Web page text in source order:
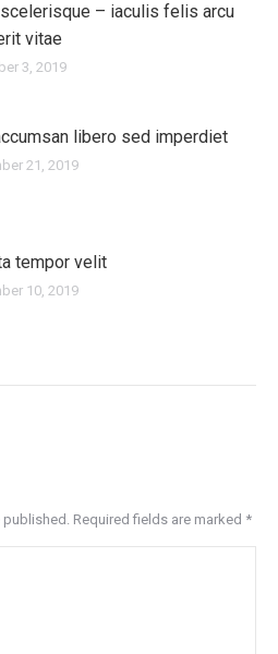
– iaculis felis arcu
vitae
3, 2019
libero sed imperdiet
21, 2019
tempor velit
10, 2019
Required fields are marked *